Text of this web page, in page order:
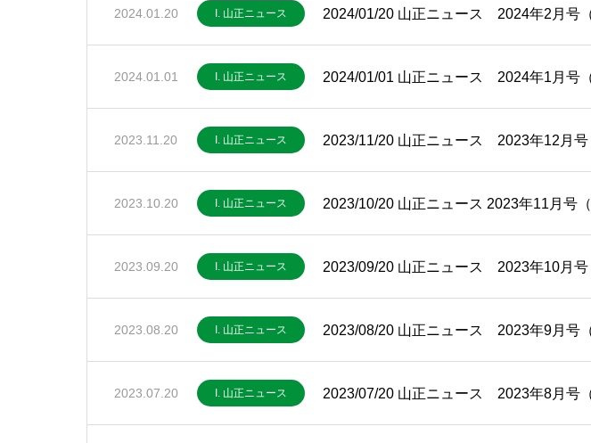
2024.01.20 I. 山正ニュース 2024/01/20 山正ニュース 2024年2月号（
2024.01.01 I. 山正ニュース 2024/01/01 山正ニュース 2024年1月号（
2023.11.20 I. 山正ニュース 2023/11/20 山正ニュース 2023年12月号
2023.10.20 I. 山正ニュース 2023/10/20 山正ニュース 2023年11月号（
2023.09.20 I. 山正ニュース 2023/09/20 山正ニュース 2023年10月号
2023.08.20 I. 山正ニュース 2023/08/20 山正ニュース 2023年9月号（
2023.07.20 I. 山正ニュース 2023/07/20 山正ニュース 2023年8月号（